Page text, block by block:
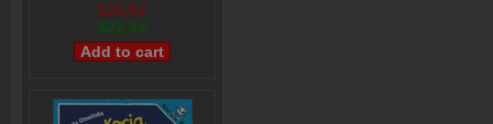
$26,92
$22,94